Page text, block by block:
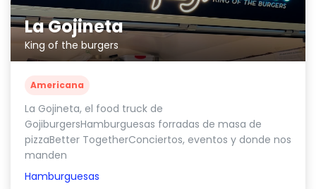
La Gojineta
King of the burgers
Americana
La Gojineta, el food truck de
GojiburgersHamburguesas forradas de masa de
pizzaBetter TogetherConciertos, eventos y donde nos
manden
Hamburguesas